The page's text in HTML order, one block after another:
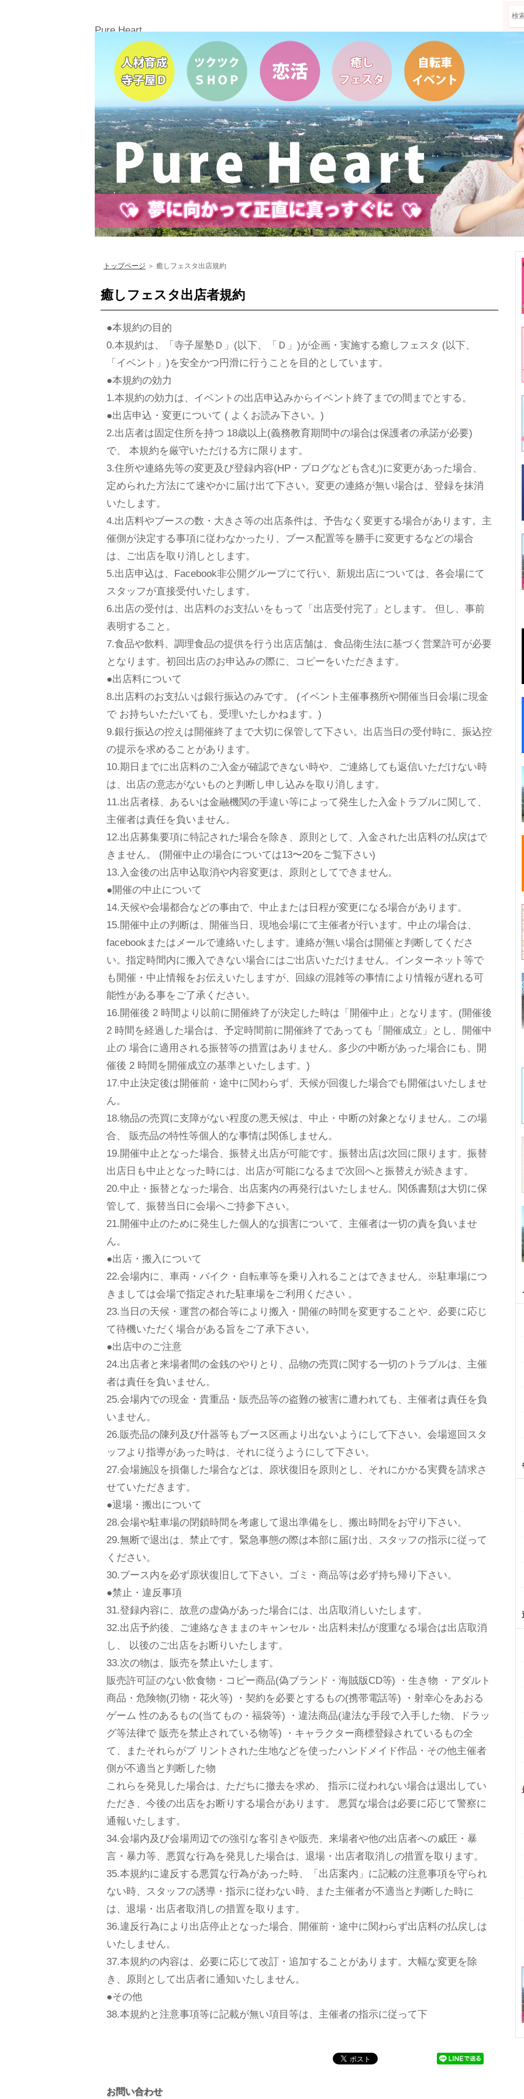
Pure Heart
トップページ ＞ 癒しフェスタ出店規約
癒しフェスタ出店者規約
●本規約の目的
0.本規約は、「寺子屋塾Ｄ」(以下、「Ｄ」)が企画・実施する癒しフェスタ (以下、
「イベント」)を安全かつ円滑に行うことを目的としています。
●本規約の効力
1.本規約の効力は、イベントの出店申込みからイベント終了までの間までとする。
●出店申込・変更について ( よくお読み下さい。)
2.出店者は固定住所を持つ 18歳以上(義務教育期間中の場合は保護者の承諾が必要)
で、 本規約を厳守いただける方に限ります。
3.住所や連絡先等の変更及び登録内容(HP・ブログなども含む)に変更があった場合、
定められた方法にて速やかに届け出て下さい。変更の連絡が無い場合は、登録を抹消
いたします。
4.出店料やブースの数・大きさ等の出店条件は、予告なく変更する場合があります。主
催側が決定する事項に従わなかったり、ブース配置等を勝手に変更するなどの場合
は、ご出店を取り消しとします。
5.出店申込は、Facebook非公開グループにて行い、新規出店については、各会場にて
スタッフが直接受付いたします。
6.出店の受付は、出店料のお支払いをもって「出店受付完了」とします。 但し、事前
表明すること。
7.食品や飲料、調理食品の提供を行う出店店舗は、食品衛生法に基づく営業許可が必要
となります。初回出店のお申込みの際に、コピーをいただきます。
●出店料について
8.出店料のお支払いは銀行振込のみです。 (イベント主催事務所や開催当日会場に現金
で お持ちいただいても、受理いたしかねます。)
9.銀行振込の控えは開催終了まで大切に保管して下さい。出店当日の受付時に、振込控
の提示を求めることがあります。
10.期日までに出店料のご入金が確認できない時や、ご連絡しても返信いただけない時
は、出店の意志がないものと判断し申し込みを取り消します。
11.出店者様、あるいは金融機関の手違い等によって発生した入金トラブルに関して、
主催者は責任を負いません。
12.出店募集要項に特記された場合を除き、原則として、入金された出店料の払戻はで
きません。 (開催中止の場合については13〜20をご覧下さい)
13.入金後の出店申込取消や内容変更は、原則としてできません。
●開催の中止について
14.天候や会場都合などの事由で、中止または日程が変更になる場合があります。
15.開催中止の判断は、開催当日、現地会場にて主催者が行います。中止の場合は、
facebookまたはメールで連絡いたします。連絡が無い場合は開催と判断してくださ
い。指定時間内に搬入できない場合にはご出店いただけません。インターネット等で
も開催・中止情報をお伝えいたしますが、回線の混雑等の事情により情報が遅れる可
能性がある事をご了承ください。
16.開催後 2 時間より以前に開催終了が決定した時は「開催中止」となります。(開催後
2 時間を経過した場合は、予定時間前に開催終了であっても「開催成立」とし、開催中
止の 場合に適用される振替等の措置はありません。多少の中断があった場合にも、開
催後 2 時間を開催成立の基準といたします。)
17.中止決定後は開催前・途中に関わらず、天候が回復した場合でも開催はいたしませ
ん。
18.物品の売買に支障がない程度の悪天候は、中止・中断の対象となりません。この場
合、 販売品の特性等個人的な事情は関係しません。
19.開催中止となった場合、振替え出店が可能です。振替出店は次回に限ります。振替
出店日も中止となった時には、出店が可能になるまで次回へと振替えが続きます。
20.中止・振替となった場合、出店案内の再発行はいたしません。関係書類は大切に保
管して、振替当日に会場へご持参下さい。
21.開催中止のために発生した個人的な損害について、主催者は一切の責を負いませ
ん。
●出店・搬入について
22.会場内に、車両・バイク・自転車等を乗り入れることはできません。※駐車場につ
きましては会場で指定された駐車場をご利用ください 。
23.当日の天候・運営の都合等により搬入・開催の時間を変更することや、必要に応じ
て待機いただく場合がある旨をご了承下さい。
●出店中のご注意
24.出店者と来場者間の金銭のやりとり、品物の売買に関する一切のトラブルは、主催
者は責任を負いません。
25.会場内での現金・貴重品・販売品等の盗難の被害に遭われても、主催者は責任を負
いません。
26.販売品の陳列及び什器等もブース区画より出ないようにして下さい。会場巡回スタ
ッフより指導があった時は、それに従うようにして下さい。
27.会場施設を損傷した場合などは、原状復旧を原則とし、それにかかる実費を請求さ
せていただきます。
●退場・搬出について
28.会場や駐車場の閉鎖時間を考慮して退出準備をし、搬出時間をお守り下さい。
29.無断で退出は、禁止です。緊急事態の際は本部に届け出、スタッフの指示に従って
ください。
30.ブース内を必ず原状復旧して下さい。ゴミ・商品等は必ず持ち帰り下さい。
●禁止・違反事項
31.登録内容に、故意の虚偽があった場合には、出店取消しいたします。
32.出店予約後、ご連絡なきままのキャンセル・出店料未払が度重なる場合は出店取消
し、 以後のご出店をお断りいたします。
33.次の物は、販売を禁止いたします。
販売許可証のない飲食物・コピー商品(偽ブランド・海賊版CD等) ・生き物 ・アダルト
商品・危険物(刃物・花火等) ・契約を必要とするもの(携帯電話等) ・射幸心をあおる
ゲーム 性のあるもの(当てもの・福袋等) ・違法商品(違法な手段で入手した物、ドラッ
グ等法律で 販売を禁止されている物等) ・キャラクター商標登録されているもの全
て、またそれらがプ リントされた生地などを使ったハンドメイド作品・その他主催者
側が不適当と判断した物
これらを発見した場合は、ただちに撤去を求め、 指示に従われない場合は退出してい
ただき、今後の出店をお断りする場合があります。 悪質な場合は必要に応じて警察に
通報いたします。
34.会場内及び会場周辺での強引な客引きや販売、来場者や他の出店者への威圧・暴
言・暴力等、悪質な行為を発見した場合は、退場・出店者取消しの措置を取ります。
35.本規約に違反する悪質な行為があった時、「出店案内」に記載の注意事項を守られ
ない時、スタッフの誘導・指示に従わない時、また主催者が不適当と判断した時に
は、退場・出店者取消しの措置を取ります。
36.違反行為により出店停止となった場合、開催前・途中に関わらず出店料の払戻しは
いたしません。
37.本規約の内容は、必要に応じて改訂・追加することがあります。大幅な変更を除
き、原則として出店者に通知いたしません。
●その他
38.本規約と注意事項等に記載が無い項目等は、主催者の指示に従って下
お問い合わせ